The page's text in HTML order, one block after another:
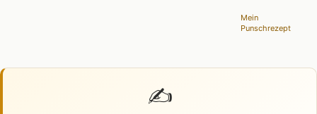
Mein
Punschrezept
✍️